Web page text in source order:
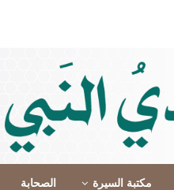
مكتبة السيرة الصحابة